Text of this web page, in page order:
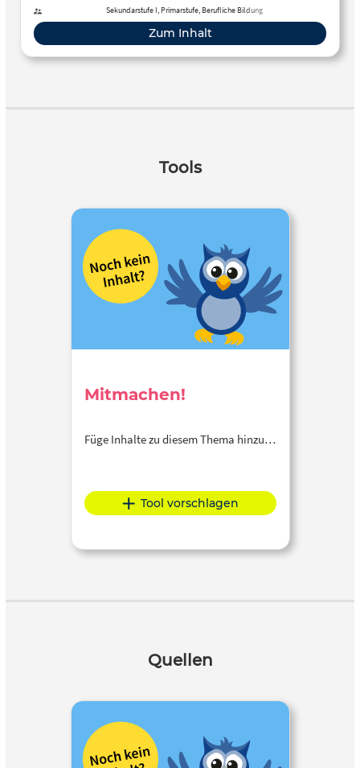
Sekundarstufe I, Primarstufe, Berufliche Bildung
Zum Inhalt
Tools
Mitmachen!
Füge Inhalte zu diesem Thema hinzu…
Tool vorschlagen
Quellen